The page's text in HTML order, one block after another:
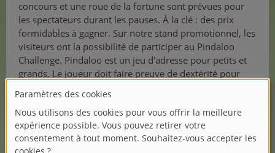
concours et une roue de la fortune sont prévues pour
les spectateurs durant les pauses. À la clé : des prix
formidables à gagner. Sur notre stand promotionnel, les
visiteurs ont la possibilité de participer au Pindaloo
Challenge. Pindaloo est un jeu d'adresse pour petits et
grands. Le joueur doit faire preuve de dextérité pour
extrémités d'un tube courbe. Beaucoup d’amusement
en perspective !
Nous nous réjouissons déjà de participer à l’ALLSTAR
Day de Trèves !